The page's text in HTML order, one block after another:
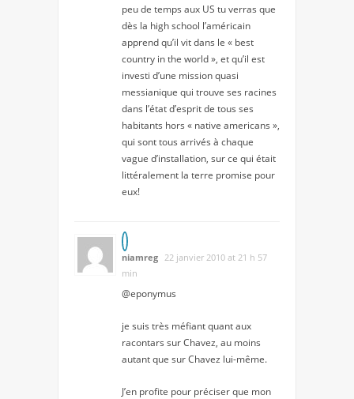
peu de temps aux US tu verras que
dès la high school l’américain
apprend qu’il vit dans le « best
country in the world », et qu’il est
investi d’une mission quasi
messianique qui trouve ses racines
dans l’état d’esprit de tous ses
habitants hors « native americans »,
qui sont tous arrivés à chaque
vague d’installation, sur ce qui était
littéralement la terre promise pour
eux!
niamreg 22 janvier 2010 at 21 h 57
min
@eponymus
je suis très méfiant quant aux
racontars sur Chavez, au moins
autant que sur Chavez lui-même.
J’en profite pour préciser que mon